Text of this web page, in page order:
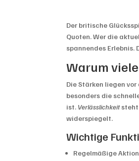
Der britische
Quoten. Wer die
spannendes
Warum
Die Stärken liegen
besonders die
ist. Verlässlichkeitsteht
widerspiegelt.
Wichtige
Regelmäßige